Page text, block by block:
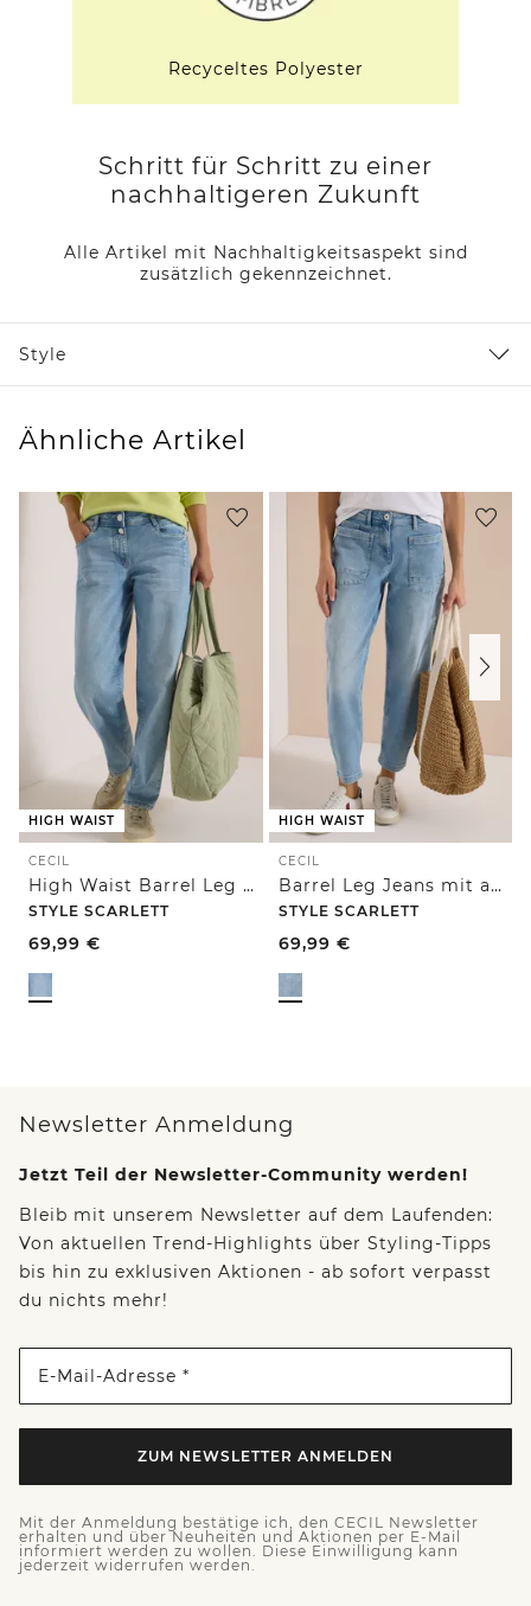
Recyceltes Polyester
Schritt für Schritt zu einer
nachhaltigeren Zukunft
Alle Artikel mit Nachhaltigkeitsaspekt sind
zusätzlich gekennzeichnet.
Style
Ähnliche Artikel
HIGH WAIST
CECIL
High Waist Barrel Leg Jeans im Loose Fit
STYLE SCARLETT
69,99 €
HIGH WAIST
CECIL
Barrel Leg Jeans mit aufgesetzten Taschen
STYLE SCARLETT
69,99 €
Newsletter Anmeldung
Jetzt Teil der Newsletter-Community werden!
Bleib mit unserem Newsletter auf dem Laufenden:
Von aktuellen Trend-Highlights über Styling-Tipps
bis hin zu exklusiven Aktionen - ab sofort verpasst
du nichts mehr!
E-Mail-Adresse *
ZUM NEWSLETTER ANMELDEN
Mit der Anmeldung bestätige ich, den CECIL Newsletter
erhalten und über Neuheiten und Aktionen per E-Mail
informiert werden zu wollen. Diese Einwilligung kann
jederzeit widerrufen werden.